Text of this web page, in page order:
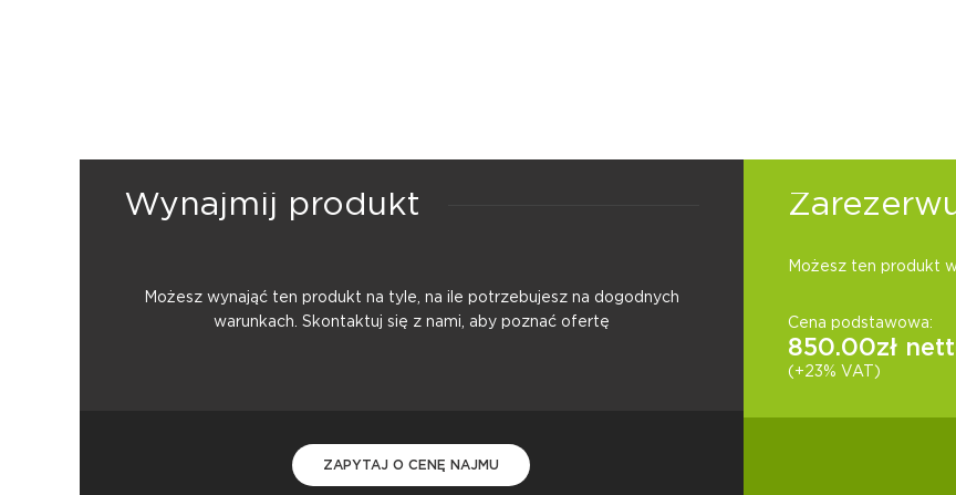
Wynajmij produkt
Możesz wynająć ten produkt na tyle, na ile potrzebujesz na dogodnych
warunkach. Skontaktuj się z nami, aby poznać ofertę
ZAPYTAJ O CENĘ NAJMU
Możesz ten produkt
Cena podstawowa:
850.00zł
(+23% VAT)